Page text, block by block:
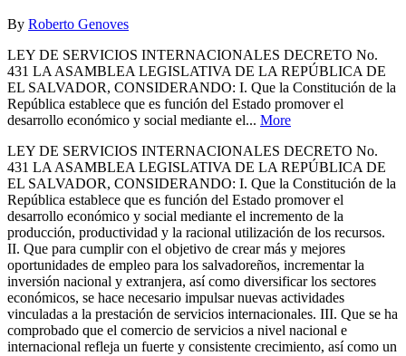
By Roberto Genoves
LEY DE SERVICIOS INTERNACIONALES DECRETO No.
431 LA ASAMBLEA LEGISLATIVA DE LA REPÚBLICA DE
EL SALVADOR, CONSIDERANDO: I. Que la Constitución de la
República establece que es función del Estado promover el
desarrollo económico y social mediante el... More
LEY DE SERVICIOS INTERNACIONALES DECRETO No.
431 LA ASAMBLEA LEGISLATIVA DE LA REPÚBLICA DE
EL SALVADOR, CONSIDERANDO: I. Que la Constitución de la
República establece que es función del Estado promover el
desarrollo económico y social mediante el incremento de la
producción, productividad y la racional utilización de los recursos.
II. Que para cumplir con el objetivo de crear más y mejores
oportunidades de empleo para los salvadoreños, incrementar la
inversión nacional y extranjera, así como diversificar los sectores
económicos, se hace necesario impulsar nuevas actividades
vinculadas a la prestación de servicios internacionales. III. Que se ha
comprobado que el comercio de servicios a nivel nacional e
internacional refleja un fuerte y consistente crecimiento, así como un